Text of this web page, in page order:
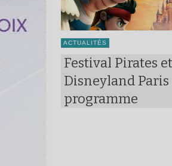
ACTUALITÉS
Festival Pirates
Disneyland
programme